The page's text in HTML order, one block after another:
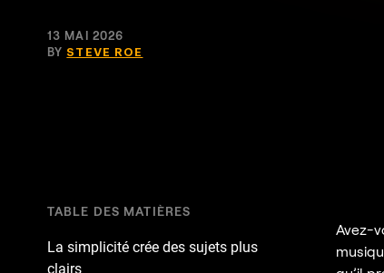
13 MAI 2026
BY STEVE ROE
TABLE DES MATIÈRES
La simplicité crée des sujets plus
clairs
Avez-